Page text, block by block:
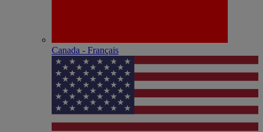
Canada - Français